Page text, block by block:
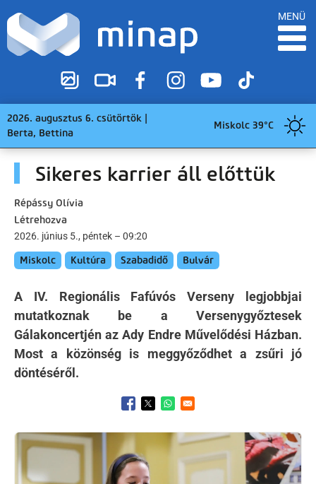
MENÜ
2026. augusztus 6. csütörtök |
Berta, Bettina
Miskolc 39°C
Sikeres karrier áll előttük
Répássy Olívia
Létrehozva
2026. június 5., péntek – 09:20
Miskolc Kultúra Szabadidő Bulvár
A IV. Regionális Fafúvós Verseny legjobbjai
mutatkoznak be a Versenygyőztesek
Gálakoncertjén az Ady Endre Művelődési Házban.
Most a közönség is meggyőződhet a zsűri jó
döntéséről.
Opens in a new window
Opens in a new window
Opens in a new window
Kép